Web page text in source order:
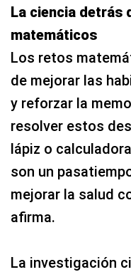
La ciencia detrás
matemáticos
Los retos
de mejorar las
y reforzar la
resolver estos
lápiz o
son un
mejorar la salud
afirma.
La investigación